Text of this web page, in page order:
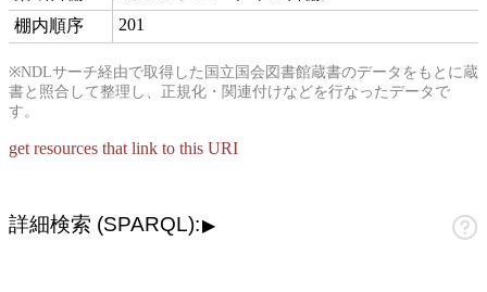
position201
※NDLサーチ経由で取得した国立国会図書館蔵書のデータをもとに蔵
書と照合して整理し、正規化・関連付けなどを行なったデータで
す。
get resources that link to this URI
詳細検索 (SPARQL):▶